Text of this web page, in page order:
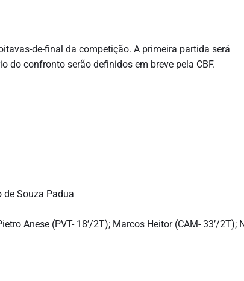
de-final da competição. A primeira partida será
do confronto serão definidos em breve pela CBF.
de Souza Padua
Anese (PVT- 18’/2T); Marcos Heitor (CAM- 33’/2T);